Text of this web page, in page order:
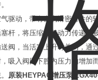
气驱动，带有自润滑密封件的
杆，将压缩空气动力传递到
阀，当活塞上升时关闭，通
，吸入阀因下腔内压力的增加
原装HEYPAC增压泵